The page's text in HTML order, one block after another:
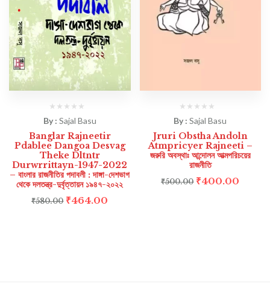
By : Sajal Basu
Banglar Rajneetir
Pdablee Dangoa Desvag
Theke Dltntr
Durwrrittayn-1947-2022
– বাংলার রাজনীতির পদাবলী : দাঙ্গা-দেশভাগ
থেকে দলতন্ত্র-দুর্বৃত্তায়ন ১৯৪৭-২০২২
₹580.00 ₹464.00
By :Sajal Basu
Jruri Obstha Andoln
Atmpricyer Rajneeti –
জরুরি অবস্থাঃ আন্দোলন আত্মপরিচয়ের
রাজনীতি
₹500.00 ₹400.00